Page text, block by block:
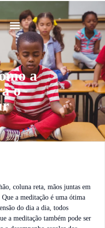
a
o
coluna reta, mãos juntas em
a meditação é uma ótima
do dia a dia, todos
a meditação também pode ser